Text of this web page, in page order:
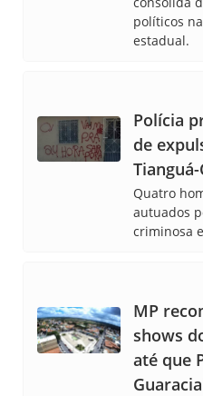
políticos
estadual.
Polícia
de
Tianguá-
Quatro
autuados
criminosa
MP
shows
até que